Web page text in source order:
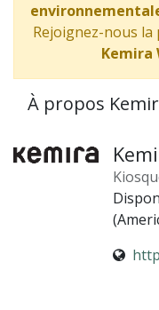
Rejoignez-nous
Kemira
À propos
(